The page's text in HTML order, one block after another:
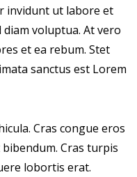
invidunt ut labore et
voluptua. At vero
et ea rebum. Stet
sanctus est Lorem
Cras congue eros
Cras turpis
lobortis erat.